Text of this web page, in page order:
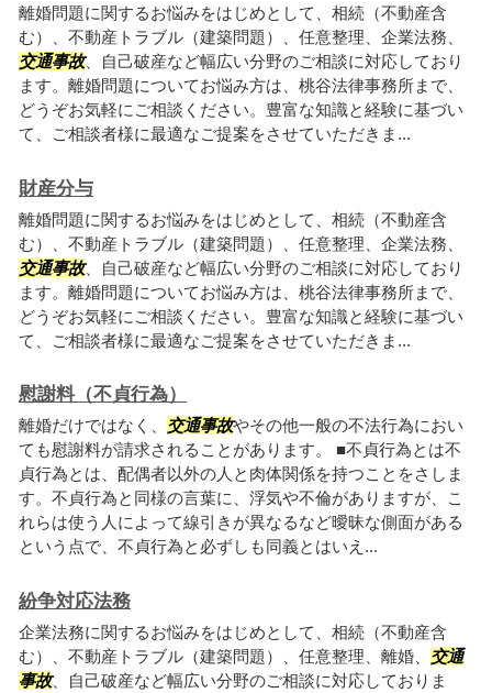
離婚問題に関するお悩みをはじめとして、相続（不動産含
む）、不動産トラブル（建築問題）、任意整理、企業法務、
交通事故、自己破産など幅広い分野のご相談に対応しており
ます。離婚問題についてお悩み方は、桃谷法律事務所まで、
どうぞお気軽にご相談ください。豊富な知識と経験に基づい
て、ご相談者様に最適なご提案をさせていただきま...
財産分与
離婚問題に関するお悩みをはじめとして、相続（不動産含
む）、不動産トラブル（建築問題）、任意整理、企業法務、
交通事故、自己破産など幅広い分野のご相談に対応しており
ます。離婚問題についてお悩み方は、桃谷法律事務所まで、
どうぞお気軽にご相談ください。豊富な知識と経験に基づい
て、ご相談者様に最適なご提案をさせていただきま...
慰謝料（不貞行為）
離婚だけではなく、 交通事故やその他一般の不法行為におい
ても慰謝料が請求されることがあります。 ■不貞行為とは不
貞行為とは、配偶者以外の人と肉体関係を持つことをさしま
す。不貞行為と同様の言葉に、浮気や不倫がありますが、こ
れらは使う人によって線引きが異なるなど曖昧な側面がある
という点で、不貞行為と必ずしも同義とはいえ...
紛争対応法務
企業法務に関するお悩みをはじめとして、相続（不動産含
む）、不動産トラブル（建築問題）、任意整理、離婚、 交通
事故、自己破産など幅広い分野のご相談に対応しておりま